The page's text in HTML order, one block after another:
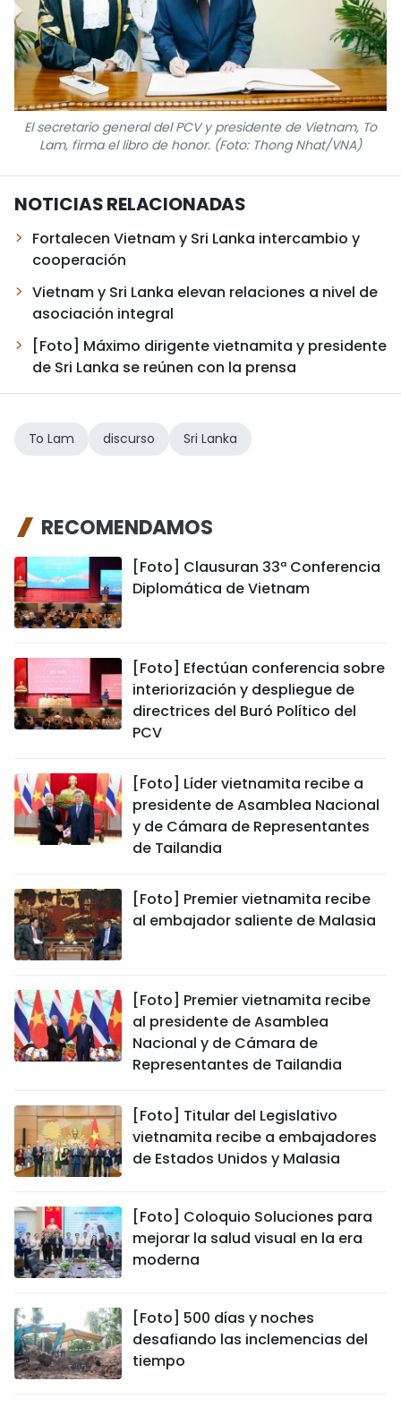
El secretario general del PCV y presidente de Vietnam, To
Lam, firma el libro de honor. (Foto: Thong Nhat/VNA)
NOTICIAS RELACIONADAS
Fortalecen Vietnam y Sri Lanka intercambio y
cooperación
Vietnam y Sri Lanka elevan relaciones a nivel de
asociación integral
[Foto] Máximo dirigente vietnamita y presidente
de Sri Lanka se reúnen con la prensa
To Lam discurso Sri Lanka
RECOMENDAMOS
[Foto] Clausuran 33ª Conferencia
Diplomática de Vietnam
[Foto] Efectúan conferencia sobre
interiorización y despliegue de
directrices del Buró Político del
PCV
[Foto] Líder vietnamita recibe a
presidente de Asamblea Nacional
y de Cámara de Representantes
de Tailandia
[Foto] Premier vietnamita recibe
al embajador saliente de Malasia
[Foto] Premier vietnamita recibe
al presidente de Asamblea
Nacional y de Cámara de
Representantes de Tailandia
[Foto] Titular del Legislativo
vietnamita recibe a embajadores
de Estados Unidos y Malasia
[Foto] Coloquio Soluciones para
mejorar la salud visual en la era
moderna
[Foto] 500 días y noches
desafiando las inclemencias del
tiempo